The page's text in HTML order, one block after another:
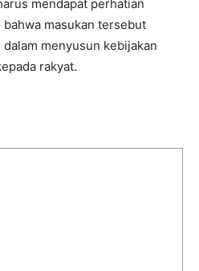
mendapat perhatian
masukan tersebut
menyusun kebijakan
rakyat.